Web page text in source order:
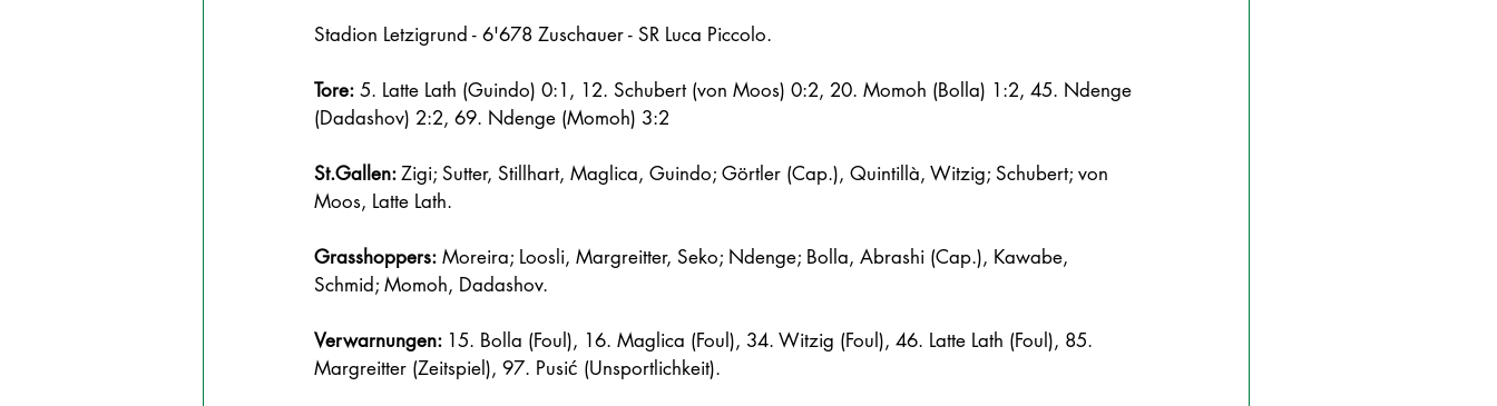
Stadion Letzigrund - 6'678 Zuschauer - SR Luca Piccolo.
Tore: 5. Latte Lath (Guindo) 0:1, 12. Schubert (von Moos) 0:2, 20. Momoh (Bolla) 1:2, 45. Ndenge
(Dadashov) 2:2, 69. Ndenge (Momoh) 3:2
St.Gallen: Zigi; Sutter, Stillhart, Maglica, Guindo; Görtler (Cap.), Quintillà, Witzig; Schubert; von
Moos, Latte Lath.
Grasshoppers: Moreira; Loosli, Margreitter, Seko; Ndenge; Bolla, Abrashi (Cap.), Kawabe,
Schmid; Momoh, Dadashov.
Verwarnungen: 15. Bolla (Foul), 16. Maglica (Foul), 34. Witzig (Foul), 46. Latte Lath (Foul), 85.
Margreitter (Zeitspiel), 97. Pusić (Unsportlichkeit).